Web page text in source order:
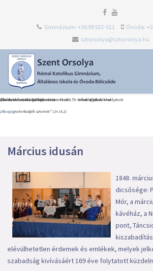
Gimnázium: +36 99 523-511
Óvoda:
sztorsolya@sztorsolya.hu
Heti Ige
„Ne nyugtalankodjék szívetek!” (Jn 14,1)
Észak-olaszországi dolce vita
Bővebben...
Általános iskolai ballagás és tanévzáró Te Deum díjátadókkal
Bővebben...
„Én iskolám, köszönöm most neked…” – elballagtak az orsolyások
Bővebben...
Március idusán
1848.
dicsősége:
Mór, a
kávéház, a
pont,
elévülhetetlen érdemek és emlékek, melyek
szabadság kivívásáért 169 éve folytatott